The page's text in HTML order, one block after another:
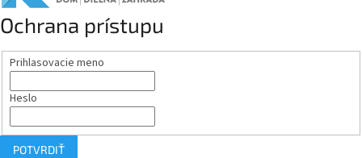
Ochrana prístupu
Prihlasovacie meno
Heslo
POTVRDIŤ